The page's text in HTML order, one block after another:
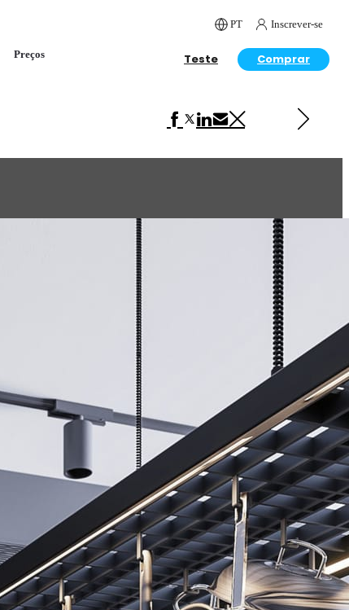
PT Inscrever-se
Preços Teste Comprar
Temporary House